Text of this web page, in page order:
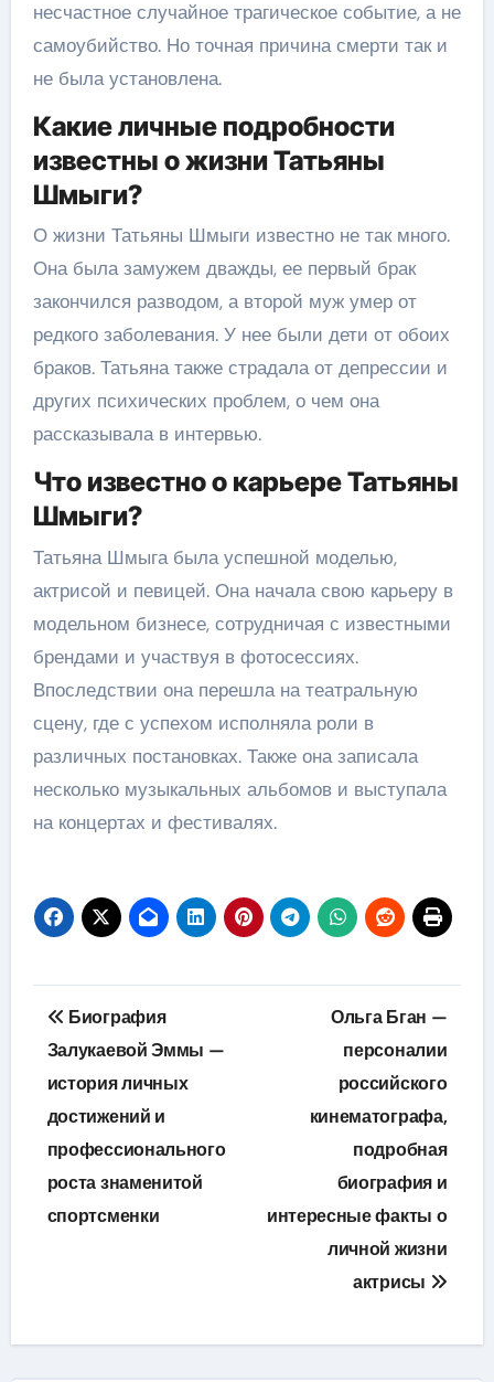
несчастное случайное трагическое событие, а не
самоубийство. Но точная причина смерти так и
не была установлена.
Какие личные подробности
известны о жизни Татьяны
Шмыги?
О жизни Татьяны Шмыги известно не так много.
Она была замужем дважды, ее первый брак
закончился разводом, а второй муж умер от
редкого заболевания. У нее были дети от обоих
браков. Татьяна также страдала от депрессии и
других психических проблем, о чем она
рассказывала в интервью.
Что известно о карьере Татьяны
Шмыги?
Татьяна Шмыга была успешной моделью,
актрисой и певицей. Она начала свою карьеру в
модельном бизнесе, сотрудничая с известными
брендами и участвуя в фотосессиях.
Впоследствии она перешла на театральную
сцену, где с успехом исполняла роли в
различных постановках. Также она записала
несколько музыкальных альбомов и выступала
на концертах и фестивалях.
Навигация
по
записям
Биография
Залукаевой Эммы —
история личных
достижений и
профессионального
роста знаменитой
спортсменки
Ольга Бган —
персоналии
российского
кинематографа,
подробная
биография и
интересные факты о
личной жизни
актрисы